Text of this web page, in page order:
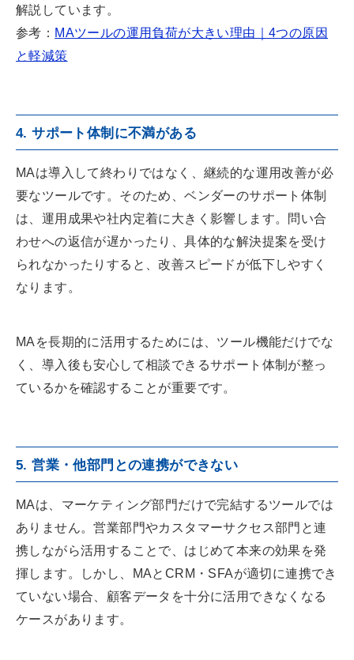
解説しています。
参考： MAツールの運用負荷が大きい理由｜4つの原因
と軽減策
4. サポート体制に不満がある
MAは導入して終わりではなく、継続的な運用改善が必
要なツールです。そのため、ベンダーのサポート体制
は、運用成果や社内定着に大きく影響します。問い合
わせへの返信が遅かったり、具体的な解決提案を受け
られなかったりすると、改善スピードが低下しやすく
なります。
MAを長期的に活用するためには、ツール機能だけでな
く、導入後も安心して相談できるサポート体制が整っ
ているかを確認することが重要です。
5. 営業・他部門との連携ができない
MAは、マーケティング部門だけで完結するツールでは
ありません。営業部門やカスタマーサクセス部門と連
携しながら活用することで、はじめて本来の効果を発
揮します。しかし、MAとCRM・SFAが適切に連携でき
ていない場合、顧客データを十分に活用できなくなる
ケースがあります。